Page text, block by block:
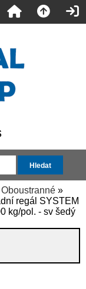
Oboustranné »
regál SYSTEM
kg/pol. - sv šedý